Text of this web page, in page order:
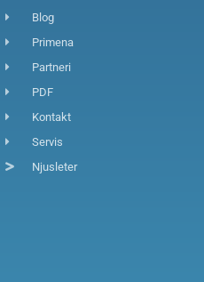
Blog
Primena
Partneri
PDF
Kontakt
Servis
Njusleter